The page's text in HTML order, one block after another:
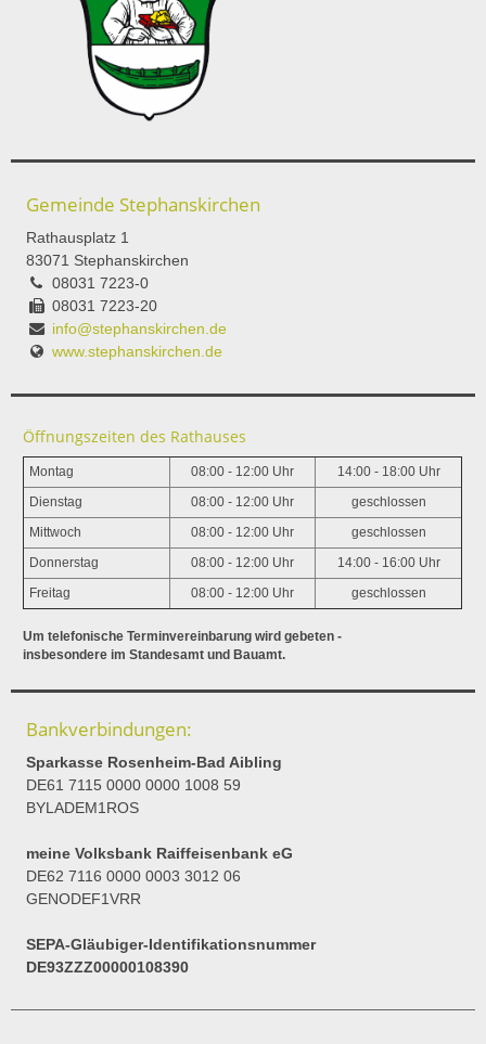
Gemeinde Stephanskirchen
Rathausplatz 1
83071 Stephanskirchen
08031 7223-0
08031 7223-20
info@stephanskirchen.de
www.stephanskirchen.de
Öffnungszeiten des Rathauses
Montag 08:00 - 12:00 Uhr 14:00 - 18:00 Uhr
Dienstag 08:00 - 12:00 Uhr geschlossen
Mittwoch 08:00 - 12:00 Uhr geschlossen
Donnerstag 08:00 - 12:00 Uhr 14:00 - 16:00 Uhr
Freitag 08:00 - 12:00 Uhr geschlossen
Um telefonische Terminvereinbarung wird gebeten -
insbesondere im Standesamt und Bauamt.
Bankverbindungen:
Sparkasse Rosenheim-Bad Aibling
DE61 7115 0000 0000 1008 59
BYLADEM1ROS
meine Volksbank Raiffeisenbank eG
DE62 7116 0000 0003 3012 06
GENODEF1VRR
SEPA-Gläubiger-Identifikationsnummer
DE93ZZZ00000108390